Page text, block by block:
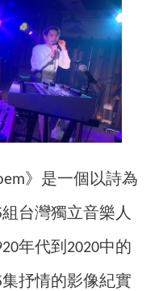
》是一個以詩為
組台灣獨立音樂人
年代到 2020中的
集抒情的影像紀實